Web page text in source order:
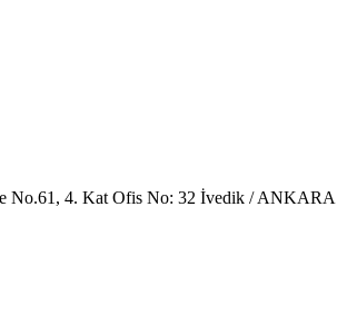
No.61, 4. Kat Ofis No: 32 İvedik / ANKARA